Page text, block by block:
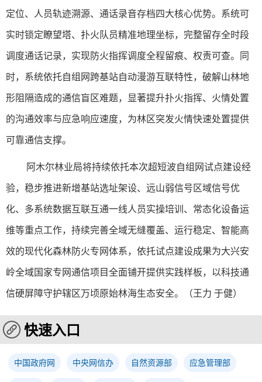
定位、人员轨迹溯源、通话录音存档四大核心优势。系统可
实时锁定瞭望塔、扑火队员精准地理坐标，完整留存全时段
调度通话记录，实现防火指挥调度全程留痕、权责可查。同
时，系统依托自组网跨基站自动漫游互联特性，破解山林地
形阻隔造成的通信盲区难题，显著提升扑火指挥、火情处置
的沟通效率与应急响应速度，为林区突发火情快速处置提供
可靠通信支撑。
阿木尔林业局将持续依托本次超短波自组网试点建设经
验，稳步推进新增基站选址架设、远山弱信号区域信号优
化、多系统数据互联互通一线人员实操培训、常态化设备运
维等重点工作，持续完善全域无缝覆盖、运行稳定、智能高
效的现代化森林防火专网体系，依托试点建设成果为大兴安
岭全域国家专网通信项目全面铺开提供实践样板，以科技通
信硬屏障守护辖区万顷原始林海生态安全。
（王力 于健）
快速入口
中国政府网 中央网信办 自然资源部 应急管理部